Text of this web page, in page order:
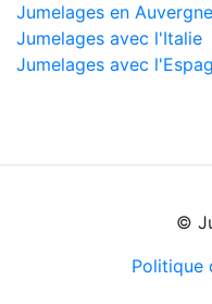
Jumelages en
Jumelages avec l'Italie
Jumelages avec
©
Politique